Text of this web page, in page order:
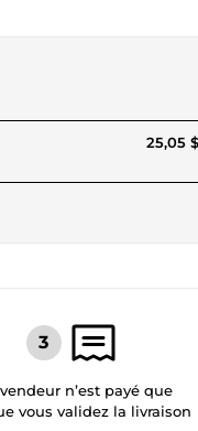
25,05
n’est payé que
vous validez la livraison